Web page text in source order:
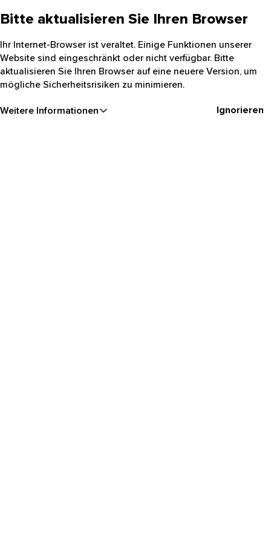
Bitte aktualisieren Sie Ihren Browser
Ihr Internet-Browser ist veraltet. Einige Funktionen unserer
Website sind eingeschränkt oder nicht verfügbar. Bitte
aktualisieren Sie Ihren Browser auf eine neuere Version, um
mögliche Sicherheitsrisiken zu minimieren.
Weitere Informationen Ignorieren